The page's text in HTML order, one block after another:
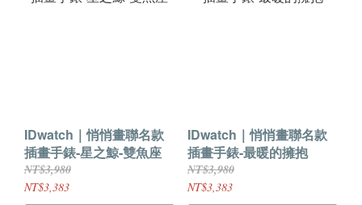
IDwatch｜悄悄畫聯名款
插畫手錶-星之鯨-雙魚座
NT$3,980
NT$3,383
IDwatch｜悄悄畫聯名款
插畫手錶-最暖的擁抱
NT$3,980
NT$3,383